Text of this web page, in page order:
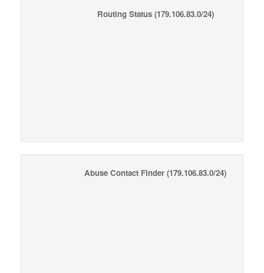
Routing Status(179.106.83.0/24)
Abuse Contact Finder (179.106.83.0/24)